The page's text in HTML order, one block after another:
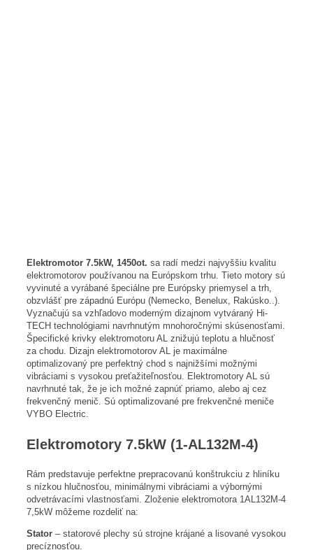
Elektromotor 7.5kW, 1450ot. sa radí medzi najvyššiu kvalitu
elektromotorov používanou na Európskom trhu. Tieto motory sú
vyvinuté a vyrábané špeciálne pre Európsky priemysel a trh,
obzvlášť pre západnú Európu (Nemecko, Benelux, Rakúsko..).
Vyznačujú sa vzhľadovo moderným dizajnom vytváraný Hi-
TECH technológiami navrhnutým mnohoročnými skúsenosťami.
Špecifické krivky elektromotoru AL znižujú teplotu a hlučnosť
za chodu. Dizajn elektromotorov AL je maximálne
optimalizovaný pre perfektný chod s najnižšími možnými
vibráciami s vysokou preťažiteľnosťou. Elektromotory AL sú
navrhnuté tak, že je ich možné zapnúť priamo, alebo aj cez
frekvenčný menič. Sú optimalizované pre frekvenčné meniče
VYBO Electric.
Elektromotory 7.5kW (1-AL132M-4)
Rám predstavuje perfektne prepracovanú konštrukciu z hliníku
s nízkou hlučnosťou, minimálnymi vibráciami a výbornými
odvetrávacími vlastnosťami. Zloženie elektromotora 1AL132M-4
7,5kW môžeme rozdeliť na:
Stator – statorové plechy sú strojne krájané a lisované vysokou
precíznosťou.